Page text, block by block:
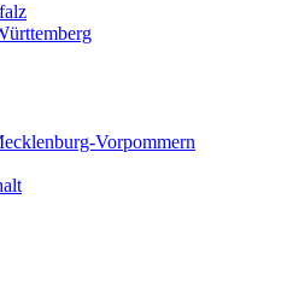
Vorpommern